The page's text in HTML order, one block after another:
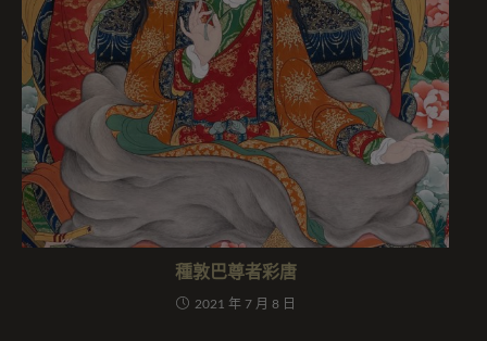
種敦巴尊者彩唐
2021 年 7 月 8 日